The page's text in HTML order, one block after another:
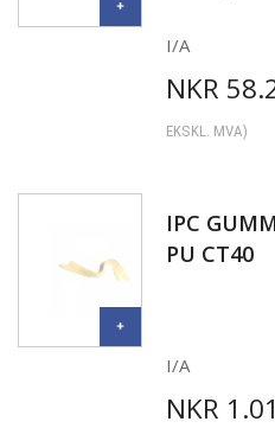
I/A
NKR
EKSKL. MVA)
IPC
PU CT40
I/A
NKR